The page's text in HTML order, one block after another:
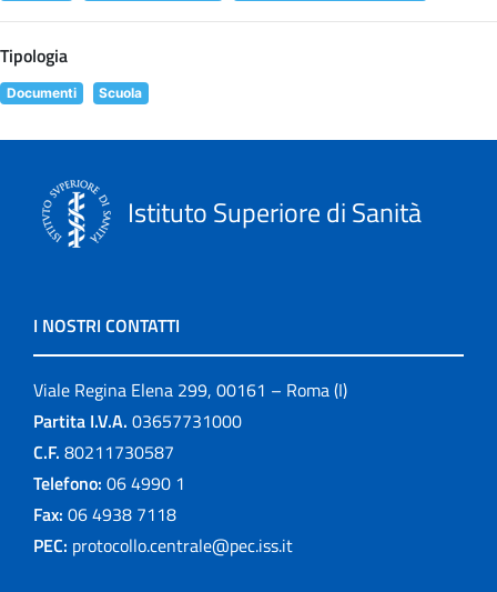
Tipologia
Documenti Scuola
Istituto Superiore di Sanità
I NOSTRI CONTATTI
Viale Regina Elena 299, 00161 – Roma (I)
Partita I.V.A. 03657731000
C.F. 80211730587
Telefono: 06 4990 1
Fax: 06 4938 7118
PEC: protocollo.centrale@pec.iss.it